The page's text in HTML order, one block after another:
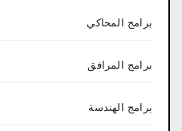
برامج المحاكي
برامج المرافق
برامج الهندسة